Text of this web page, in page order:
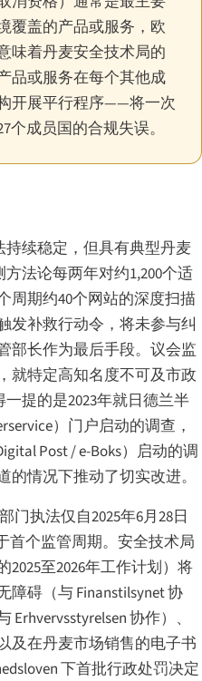
覆盖的产品或服务，欧
味着丹麦安全技术局的
品或服务在每个其他成
开展平行程序——将一次
成员国的合规失误。
持续稳定，但具有典型丹麦
方法论每两年对约1,200个适
周期约40个网站的深度扫描
发补救行动令，将未参与纠
部长作为最后手段。议会监
就特定高知名度不可及市政
提的是2023年就日德兰半
）门户启动的调查，
Post / e-Boks）启动的调
情况下推动了切实改进。
门执法仅自2025年6月28日
首个监管周期。安全技术局
至2026年工作计划）将
碍（与 Finanstilsynet 协
协作）、
及在丹麦市场销售的电子书
下首批行政处罚决定